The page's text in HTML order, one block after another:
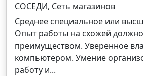
СОСЕДИ, Сеть магазинов
Среднее специальное или
Опыт работы на схожей
преимуществом. Уверенное
компьютером. Умение
работу и...